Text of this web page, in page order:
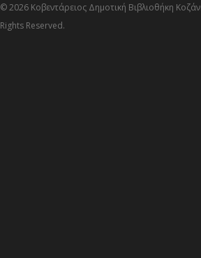
© 2026 Κοβεντάρειος Δημοτική Βιβλιοθήκη
Rights Reserved.